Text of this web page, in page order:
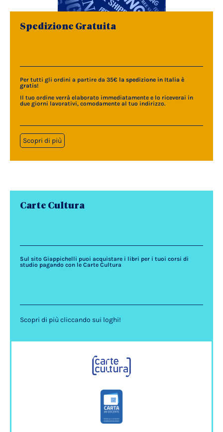
Spedizione Gratuita
Per tutti gli ordini a partire da 35€ la spedizione in Italia è
gratis!
Il tuo ordine verrà elaborato immediatamente e lo riceverai in
due giorni lavorativi, comodamente al tuo indirizzo.
Scopri di più
Carte Cultura
Sul sito Giappichelli puoi acquistare i libri per i tuoi corsi di
studio pagando con le Carte Cultura
Scopri di più cliccando sui loghi!